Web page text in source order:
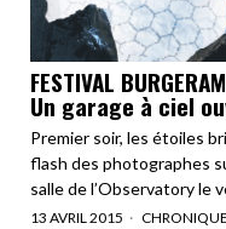
FESTIVAL
Un garage à ciel
Premier soir, les étoiles
flash des photographes
salle de l’Observatory le
13 AVRIL 2015 CHRONIQUE